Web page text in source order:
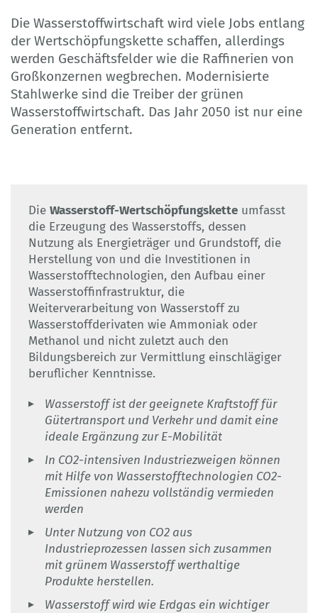
Die Wasserstoffwirtschaft wird viele Jobs entlang
der Wertschöpfungskette schaffen, allerdings
werden Geschäftsfelder wie die Raffinerien von
Großkonzernen wegbrechen. Modernisierte
Stahlwerke sind die Treiber der grünen
Wasserstoffwirtschaft. Das Jahr 2050 ist nur eine
Generation entfernt.
Die Wasserstoff-Wertschöpfungskette umfasst
die Erzeugung des Wasserstoffs, dessen
Nutzung als Energieträger und Grundstoff, die
Herstellung von und die Investitionen in
Wasserstofftechnologien, den Aufbau einer
Wasserstoffinfrastruktur, die
Weiterverarbeitung von Wasserstoff zu
Wasserstoffderivaten wie Ammoniak oder
Methanol und nicht zuletzt auch den
Bildungsbereich zur Vermittlung einschlägiger
beruflicher Kenntnisse.
Wasserstoff ist der geeignete Kraftstoff für
Gütertransport und Verkehr und damit eine
ideale Ergänzung zur E-Mobilität
In CO2-intensiven Industriezweigen können
mit Hilfe von Wasserstofftechnologien CO2-
Emissionen nahezu vollständig vermieden
werden
Unter Nutzung von CO2 aus
Industrieprozessen lassen sich zusammen
mit grünem Wasserstoff werthaltige
Produkte herstellen.
Wasserstoff wird wie Erdgas ein wichtiger